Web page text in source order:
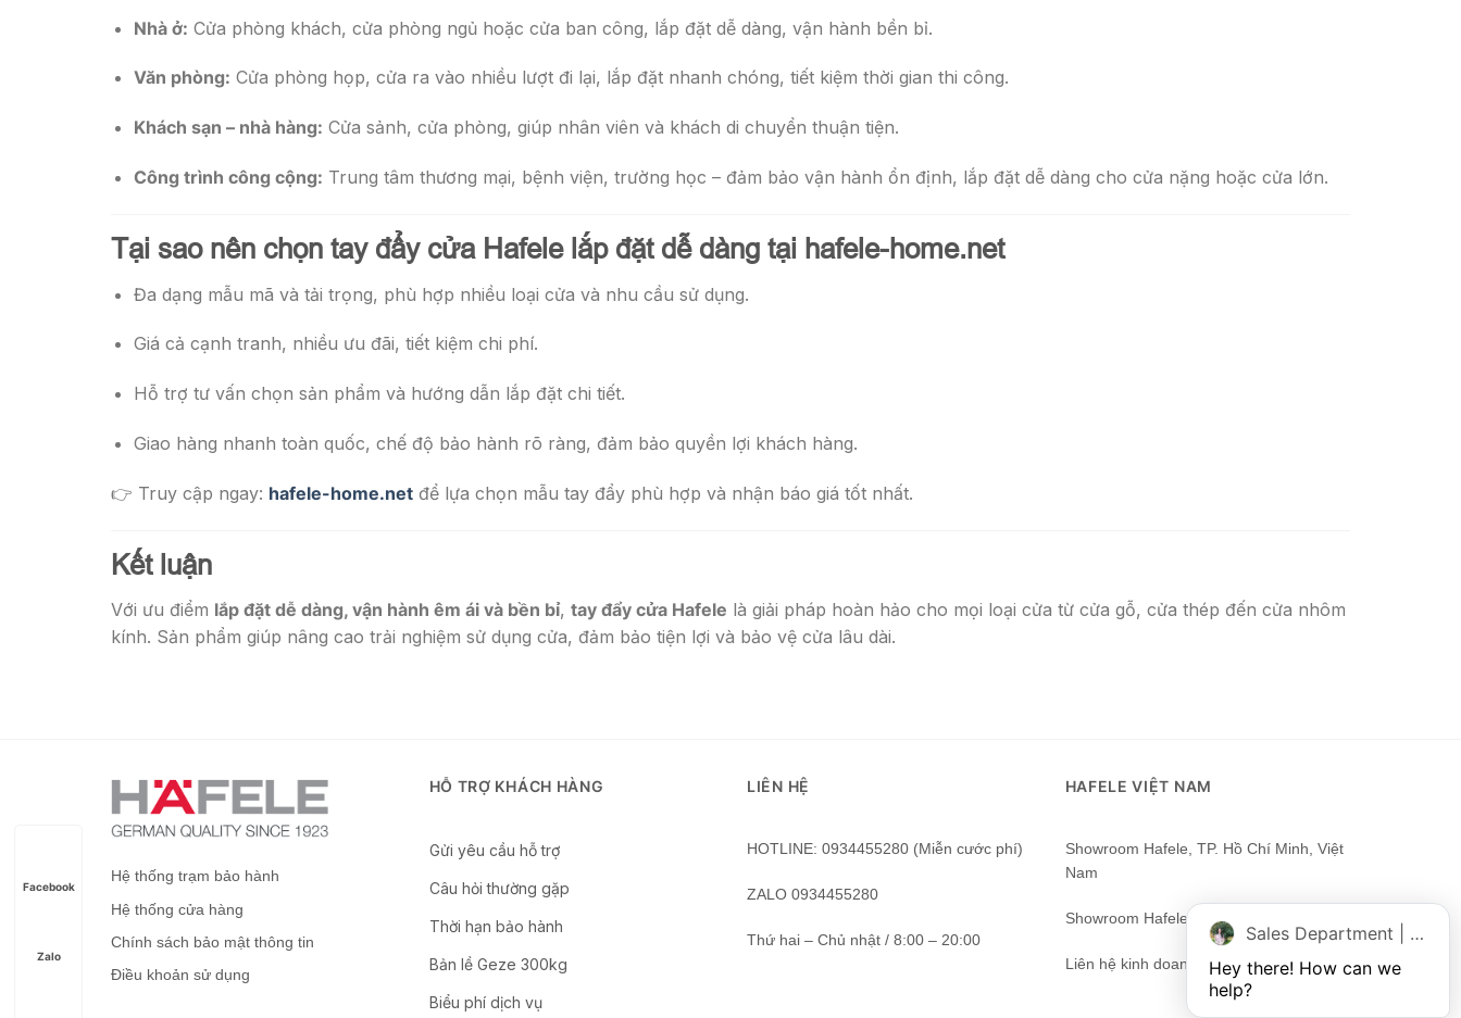
Nhà ở: Cửa phòng khách, cửa phòng ngủ hoặc cửa ban công, lắp đặt dễ dàng, vận hành bền bỉ.
Văn phòng: Cửa phòng họp, cửa ra vào nhiều lượt đi lại, lắp đặt nhanh chóng, tiết kiệm thời gian thi công.
Khách sạn – nhà hàng: Cửa sảnh, cửa phòng, giúp nhân viên và khách di chuyển thuận tiện.
Công trình công cộng: Trung tâm thương mại, bệnh viện, trường học – đảm bảo vận hành ổn định, lắp đặt dễ dàng cho cửa nặng hoặc cửa lớn.
Tại sao nên chọn tay đẩy cửa Hafele lắp đặt dễ dàng tại hafele-home.net
Đa dạng mẫu mã và tải trọng, phù hợp nhiều loại cửa và nhu cầu sử dụng.
Giá cả cạnh tranh, nhiều ưu đãi, tiết kiệm chi phí.
Hỗ trợ tư vấn chọn sản phẩm và hướng dẫn lắp đặt chi tiết.
Giao hàng nhanh toàn quốc, chế độ bảo hành rõ ràng, đảm bảo quyền lợi khách hàng.
👉 Truy cập ngay: hafele-home.net để lựa chọn mẫu tay đẩy phù hợp và nhận báo giá tốt nhất.
Kết luận
Với ưu điểm lắp đặt dễ dàng, vận hành êm ái và bền bỉ, tay đẩy cửa Hafele là giải pháp hoàn hảo cho mọi loại cửa từ cửa gỗ, cửa thép đến cửa nhôm
kính. Sản phẩm giúp nâng cao trải nghiệm sử dụng cửa, đảm bảo tiện lợi và bảo vệ cửa lâu dài.
Hệ thống trạm bảo hành
Hệ thống cửa hàng
Chính sách bảo mật thông tin
Điều khoản sử dụng
HỖ TRỢ KHÁCH HÀNG
Gửi yêu cầu hỗ trợ
Câu hỏi thường gặp
Thời hạn bảo hành
Bản lề Geze 300kg
Biểu phí dịch vụ
LIÊN HỆ
HOTLINE: 0934455280 (Miễn cước phí)
ZALO 0934455280
Thứ hai – Chủ nhật / 8:00 – 20:00
HAFELE VIỆT NAM
Showroom Hafele, TP. Hồ Chí Minh, Việt
Nam
Showroom Hafele Hà Nội
Liên hệ kinh doanh Hafele nhận báo giá
Facebook
Zalo
Sales Department | Chat online
Hey there! How can we
help?